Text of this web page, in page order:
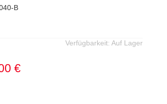
B
Verfügbarkeit:Auf Lager
€